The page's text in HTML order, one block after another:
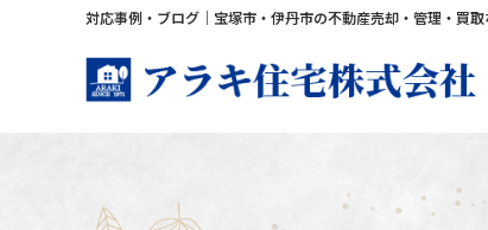
対応事例・ブログ｜宝塚市・伊丹市の不動産売却・管理・買